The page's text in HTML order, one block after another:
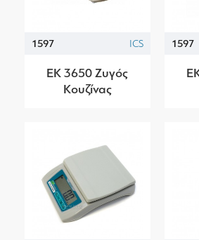
1597 ICS
EK 3650 Ζυγός
Κουζίνας
1597